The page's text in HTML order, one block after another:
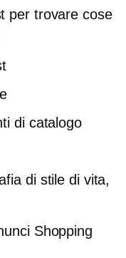
per trovare cose
di catalogo
di stile di vita,
Shopping